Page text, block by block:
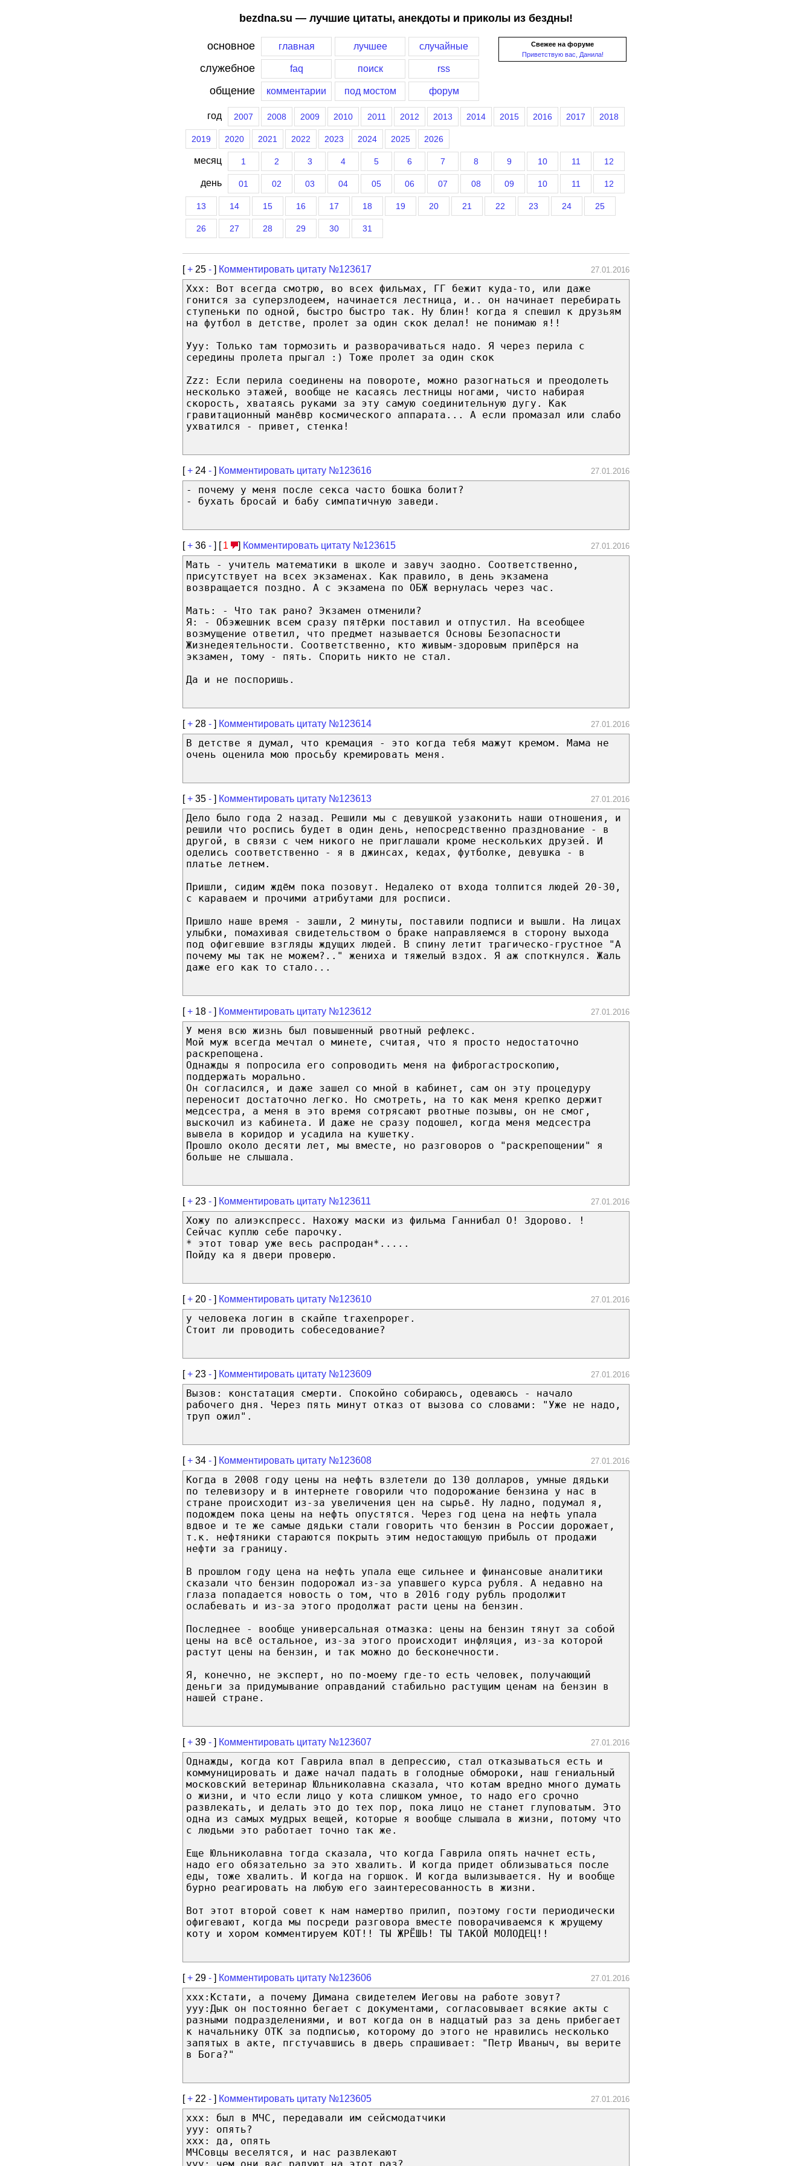
bezdna.su — лучшие цитаты, анекдоты и приколы из бездны!
Свежее на форуме
Приветствую вас, Данила!
основное главная лучшее случайные
служебное faq поиск rss
общение комментарии под мостом форум
год 2007 2008 2009 2010 2011 2012 2013 2014 2015 2016 2017 2018
2019 2020 2021 2022 2023 2024 2025 2026
месяц 1 2 3 4 5 6 7 8 9 10 11 12
день 01 02 03 04 05 06 07 08 09 10 11 12
13 14 15 16 17 18 19 20 21 22 23 24 25
26 27 28 29 30 31
[+ 25 - ] Комментировать цитату №123617 27.01.2016
Ххх: Вот всегда смотрю, во всех фильмах, ГГ бежит куда-то, или даже
гонится за суперзлодеем, начинается лестница, и.. он начинает перебирать
ступеньки по одной, быстро быстро так. Ну блин! когда я спешил к друзьям
на футбол в детстве, пролет за один скок делал! не понимаю я!!
Ууу: Только там тормозить и разворачиваться надо. Я через перила с
середины пролета прыгал :) Тоже пролет за один скок
Zzz: Если перила соединены на повороте, можно разогнаться и преодолеть
несколько этажей, вообще не касаясь лестницы ногами, чисто набирая
скорость, хватаясь руками за эту самую соединительную дугу. Как
гравитационный манёвр космического аппарата... А если промазал или слабо
ухватился - привет, стенка!
[+ 24 - ] Комментировать цитату №123616 27.01.2016
- почему у меня после секса часто бошка болит?
- бухать бросай и бабу симпатичную заведи.
[+ 36 - ] [ 1 ] Комментировать цитату №123615 27.01.2016
Мать - учитель математики в школе и завуч заодно. Соответственно,
присутствует на всех экзаменах. Как правило, в день экзамена
возвращается поздно. А с экзамена по ОБЖ вернулась через час.
Мать: - Что так рано? Экзамен отменили?
Я: - Обэжешник всем сразу пятёрки поставил и отпустил. На всеобщее
возмущение ответил, что предмет называется Основы Безопасности
Жизнедеятельности. Соответственно, кто живым-здоровым припёрся на
экзамен, тому - пять. Спорить никто не стал.
Да и не поспоришь.
[+ 28 - ] Комментировать цитату №123614 27.01.2016
В детстве я думал, что кремация - это когда тебя мажут кремом. Мама не
очень оценила мою просьбу кремировать меня.
[+ 35 - ] Комментировать цитату №123613 27.01.2016
Дело было года 2 назад. Решили мы с девушкой узаконить наши отношения, и
решили что роспись будет в один день, непосредственно празднование - в
другой, в связи с чем никого не приглашали кроме нескольких друзей. И
оделись соответственно - я в джинсах, кедах, футболке, девушка - в
платье летнем.
Пришли, сидим ждём пока позовут. Недалеко от входа толпится людей 20-30,
с караваем и прочими атрибутами для росписи.
Пришло наше время - зашли, 2 минуты, поставили подписи и вышли. На лицах
улыбки, помахивая свидетельством о браке направляемся в сторону выхода
под офигевшие взгляды ждущих людей. В спину летит трагическо-грустное "А
почему мы так не можем?.." жениха и тяжелый вздох. Я аж споткнулся. Жаль
даже его как то стало...
[+ 18 - ] Комментировать цитату №123612 27.01.2016
У меня всю жизнь был повышенный рвотный рефлекс.
Мой муж всегда мечтал о минете, считая, что я просто недостаточно
раскрепощена.
Однажды я попросила его сопроводить меня на фиброгастроскопию,
поддержать морально.
Он согласился, и даже зашел со мной в кабинет, сам он эту процедуру
переносит достаточно легко. Но смотреть, на то как меня крепко держит
медсестра, а меня в это время сотрясают рвотные позывы, он не смог,
выскочил из кабинета. И даже не сразу подошел, когда меня медсестра
вывела в коридор и усадила на кушетку.
Прошло около десяти лет, мы вместе, но разговоров о "раскрепощении" я
больше не слышала.
[+ 23 - ] Комментировать цитату №123611 27.01.2016
Хожу по алиэкспресс. Нахожу маски из фильма Ганнибал О! Здорово. !
Сейчас куплю себе парочку.
* этот товар уже весь распродан*.....
Пойду ка я двери проверю.
[+ 20 - ] Комментировать цитату №123610 27.01.2016
у человека логин в скайпе traxenpoper.
Стоит ли проводить собеседование?
[+ 23 - ] Комментировать цитату №123609 27.01.2016
Вызов: констатация смерти. Спокойно собираюсь, одеваюсь - начало
рабочего дня. Через пять минут отказ от вызова со словами: "Уже не надо,
труп ожил".
[+ 34 - ] Комментировать цитату №123608 27.01.2016
Когда в 2008 году цены на нефть взлетели до 130 долларов, умные дядьки
по телевизору и в интернете говорили что подорожание бензина у нас в
стране происходит из-за увеличения цен на сырьё. Ну ладно, подумал я,
подождем пока цены на нефть опустятся. Через год цена на нефть упала
вдвое и те же самые дядьки стали говорить что бензин в России дорожает,
т.к. нефтяники стараются покрыть этим недостающую прибыль от продажи
нефти за границу.
В прошлом году цена на нефть упала еще сильнее и финансовые аналитики
сказали что бензин подорожал из-за упавшего курса рубля. А недавно на
глаза попадается новость о том, что в 2016 году рубль продолжит
ослабевать и из-за этого продолжат расти цены на бензин.
Последнее - вообще универсальная отмазка: цены на бензин тянут за собой
цены на всё остальное, из-за этого происходит инфляция, из-за которой
растут цены на бензин, и так можно до бесконечности.
Я, конечно, не эксперт, но по-моему где-то есть человек, получающий
деньги за придумывание оправданий стабильно растущим ценам на бензин в
нашей стране.
[+ 39 - ] Комментировать цитату №123607 27.01.2016
Однажды, когда кот Гаврила впал в депрессию, стал отказываться есть и
коммуницировать и даже начал падать в голодные обмороки, наш гениальный
московский ветеринар Юльниколавна сказала, что котам вредно много думать
о жизни, и что если лицо у кота слишком умное, то надо его срочно
развлекать, и делать это до тех пор, пока лицо не станет глуповатым. Это
одна из самых мудрых вещей, которые я вообще слышала в жизни, потому что
с людьми это работает точно так же.
Еще Юльниколавна тогда сказала, что когда Гаврила опять начнет есть,
надо его обязательно за это хвалить. И когда придет облизываться после
еды, тоже хвалить. И когда на горшок. И когда вылизывается. Ну и вообще
бурно реагировать на любую его заинтересованность в жизни.
Вот этот второй совет к нам намертво прилип, поэтому гости периодически
офигевают, когда мы посреди разговора вместе поворачиваемся к жрущему
коту и хором комментируем КОТ!! ТЫ ЖРЁШЬ! ТЫ ТАКОЙ МОЛОДЕЦ!!
[+ 29 - ] Комментировать цитату №123606 27.01.2016
ххх:Кстати, а почему Димана свидетелем Иеговы на работе зовут?
ууу:Дык он постоянно бегает с документами, согласовывает всякие акты с
разными подразделениями, и вот когда он в надцатый раз за день прибегает
к начальнику ОТК за подписью, которому до этого не нравились несколько
запятых в акте, пгстучавшись в дверь спрашивает: "Петр Иваныч, вы верите
в Бога?"
[+ 22 - ] Комментировать цитату №123605 27.01.2016
xxx: был в МЧС, передавали им сейсмодатчики
yyy: опять?
xxx: да, опять
МЧСовцы веселятся, и нас развлекают